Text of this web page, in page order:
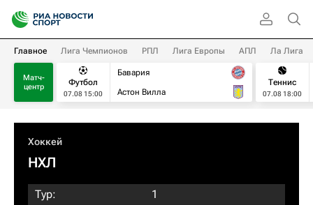
Главное Лига Чемпионов РПЛ Лига Европы АПЛ Ла Лига
Матч-
центр
Футбол
07.08 15:00
Бавария
Астон Вилла
Теннис
07.08 18:00
Хоккей
НХЛ
Тур:
1